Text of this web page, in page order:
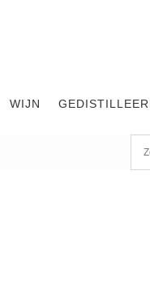
WIJN